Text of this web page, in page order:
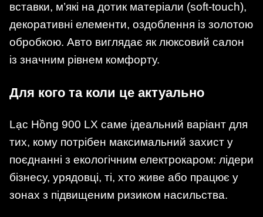
вставки, м’які на дотик матеріали (soft-touch),
декоративні елементи, оздоблення із золотою
обробкою. Авто виглядає як люксовий салон
із значним рівнем комфорту.
Для кого та коли це актуально
Lạc Hồng 900 LX саме ідеальний варіант для
тих, кому потрібен максимальний захист у
поєднанні з екологічним електрокаром: лідери
бізнесу, урядовці, ті, хто живе або працює у
зонах з підвищеним ризиком насильства.